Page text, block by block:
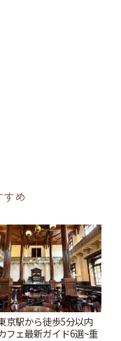
め
京駅から徒歩5分以内
フェ最新ガイド6選~重